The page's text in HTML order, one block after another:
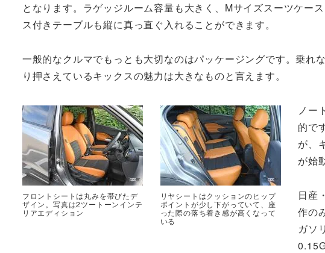
となります。ラゲッジルーム容量も大きく、Mサイズスーツケー
ス付きテーブルも縦に真っ直ぐ入れることができます。
一般的なクルマでもっとも大切なのはパッケージングです。乗れ
り押さえているキックスの魅力は大きなものと言えます。
フロントシートは丸みを帯びたデ
ザイン。写真は2ツートーンインテ
リアエディション
リヤシートはクッションのヒップ
ポイントが少し下がっていて、座
った際の落ち着き感が高くなって
いる
ノー
的で
が、
が始
日産
作の
ガソ